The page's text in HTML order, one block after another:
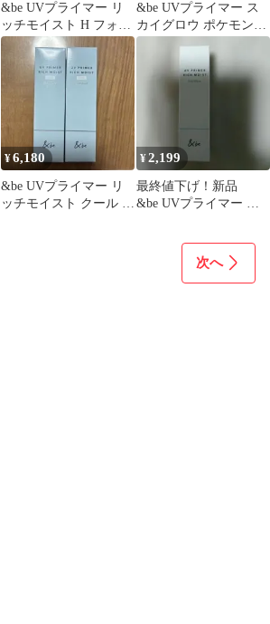
&be UVプライマー リ
ッチモイスト H フォレ
ストグロウ
&be UVプライマー ス
カイグロウ ポケモンデ
ザイン
¥6,180
&be UVプライマー リ
ッチモイスト クール ス
¥2,199
最終値下げ！新品
&be UVプライマー リ
次へ